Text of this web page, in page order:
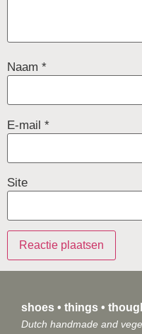
Naam *
E-mail *
Site
shoes • things •
Dutch handmade and